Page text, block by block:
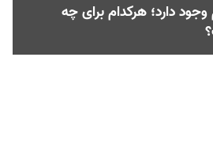
وجود دارد؛ هر‌کدام برای چه